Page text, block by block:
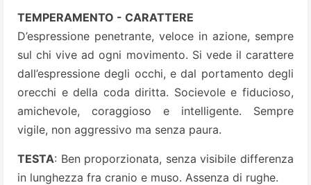
TEMPERAMENTO - CARATTERE
D’espressione penetrante, veloce in azione, sempre
sul chi vive ad ogni movimento. Si vede il carattere
dall’espressione degli occhi, e dal portamento degli
orecchi e della coda diritta. Socievole e fiducioso,
amichevole, coraggioso e intelligente. Sempre
vigile, non aggressivo ma senza paura.
TESTA: Ben proporzionata, senza visibile differenza
in lunghezza fra cranio e muso. Assenza di rughe.